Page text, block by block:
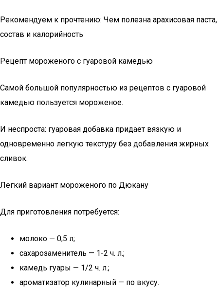
Рекомендуем к прочтению: Чем полезна арахисовая паста,
состав и калорийность
Рецепт мороженого с гуаровой камедью
Самой большой популярностью из рецептов с гуаровой
камедью пользуется мороженое.
И неспроста: гуаровая добавка придает вязкую и
одновременно легкую текстуру без добавления жирных
сливок.
Легкий вариант мороженого по Дюкану
Для приготовления потребуется:
молоко — 0,5 л;
сахарозаменитель — 1-2 ч. л.;
камедь гуары — 1/2 ч. л.;
ароматизатор кулинарный — по вкусу.